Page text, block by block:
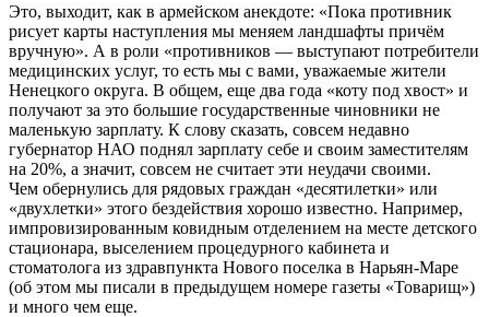
Это, выходит, как в армейском анекдоте: «Пока противник
рисует карты наступления мы меняем ландшафты причём
вручную». А в роли «противников — выступают потребители
медицинских услуг, то есть мы с вами, уважаемые жители
Ненецкого округа. В общем, еще два года «коту под хвост» и
получают за это большие государственные чиновники не
маленькую зарплату. К слову сказать, совсем недавно
губернатор НАО поднял зарплату себе и своим заместителям
на 20%, а значит, совсем не считает эти неудачи своими.
Чем обернулись для рядовых граждан «десятилетки» или
«двухлетки» этого бездействия хорошо известно. Например,
импровизированным ковидным отделением на месте детского
стационара, выселением процедурного кабинета и
стоматолога из здравпункта Нового поселка в Нарьян-Маре
(об этом мы писали в предыдущем номере газеты «Товарищ»)
и много чем еще.